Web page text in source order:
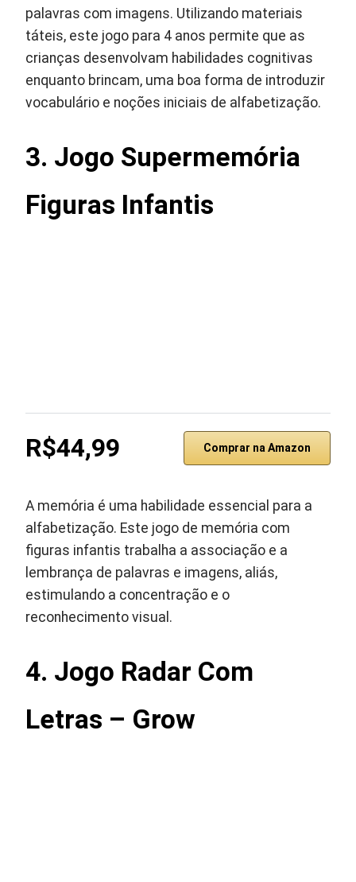
palavras com imagens. Utilizando materiais
táteis, este jogo para 4 anos permite que as
crianças desenvolvam habilidades cognitivas
enquanto brincam, uma boa forma de introduzir
vocabulário e noções iniciais de alfabetização.
3. Jogo Supermemória
Figuras Infantis
R$44,99 Comprar na Amazon
A memória é uma habilidade essencial para a
alfabetização. Este jogo de memória com
figuras infantis trabalha a associação e a
lembrança de palavras e imagens, aliás,
estimulando a concentração e o
reconhecimento visual.
4. Jogo Radar Com
Letras – Grow